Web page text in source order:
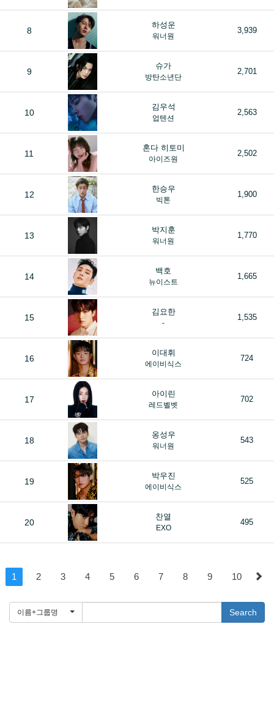
8
하성운
워너원
3,939
9
슈가
방탄소년단
2,701
10
김우석
업텐션
2,563
11
혼다 히토미
아이즈원
2,502
12
한승우
빅톤
1,900
13
박지훈
워너원
1,770
14
백호
뉴이스트
1,665
15
김요한
-
1,535
16
이대휘
에이비식스
724
17
아이린
레드벨벳
702
18
옹성우
워너원
543
19
박우진
에이비식스
525
20
찬열
EXO
495
1 2 3 4 5 6 7 8 9 10
이름+그룹명 Search